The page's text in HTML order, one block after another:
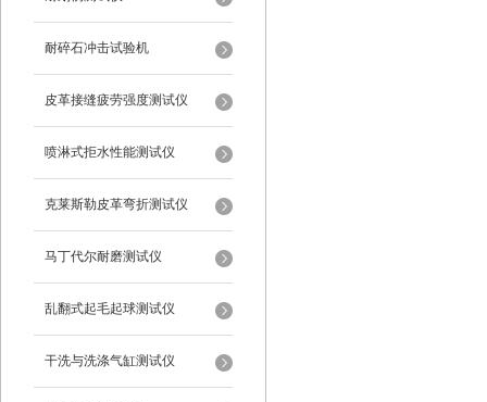
耐碎石冲击试验机
皮革接缝疲劳强度测试仪
喷淋式拒水性能测试仪
克莱斯勒皮革弯折测试仪
马丁代尔耐磨测试仪
乱翻式起毛起球测试仪
干洗与洗涤气缸测试仪